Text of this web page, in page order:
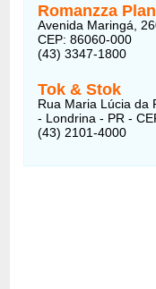
Romanzza
Avenida Maringá,
CEP: 86060-000
(43) 3347-1800
Tok & Stok
Rua Maria Lúcia da
- Londrina - PR -
(43) 2101-4000